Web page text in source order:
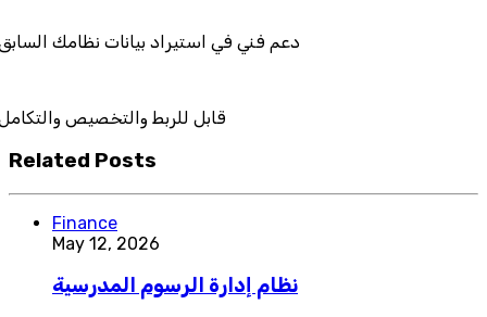
دعم فني في استيراد بيانات
قابل للربط
Related Posts
Finance
May 12, 2026
نظام إدارة الرسوم المدرسية